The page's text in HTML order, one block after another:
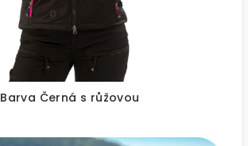
Barva Černá s růžovou